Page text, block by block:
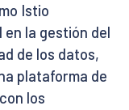
Istio
la gestión del
de los datos,
plataforma de
los